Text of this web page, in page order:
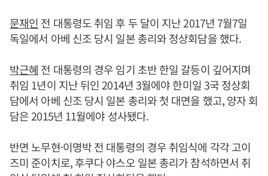
문재인 전 대통령도 취임 후 두 달이 지난 2017년 7월7일
독일에서 아베 신조 당시 일본 총리와 정상회담을 했다.
박근혜 전 대통령의 경우 임기 초반 한일 갈등이 깊어지며
취임 1년이 지난 뒤인 2014년 3월에야 한미일 3국 정상회
담에서 아베 신조 당시 일본 총리와 첫 대면을 했고, 양자 회
담은 2015년 11월에야 성사됐다.
반면 노무현·이명박 전 대통령의 경우 취임식에 각각 고이
즈미 준이치로, 후쿠다 야스오 일본 총리가 참석하면서 취